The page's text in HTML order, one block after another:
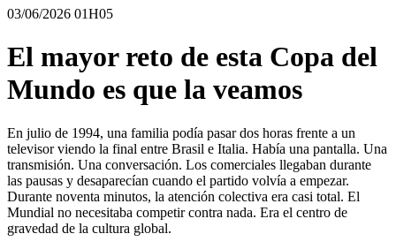
03/06/2026 01H05
El mayor reto de esta Copa del
Mundo es que la veamos
En julio de 1994, una familia podía pasar dos horas frente a un
televisor viendo la final entre Brasil e Italia. Había una pantalla. Una
transmisión. Una conversación. Los comerciales llegaban durante
las pausas y desaparecían cuando el partido volvía a empezar.
Durante noventa minutos, la atención colectiva era casi total. El
Mundial no necesitaba competir contra nada. Era el centro de
gravedad de la cultura global.